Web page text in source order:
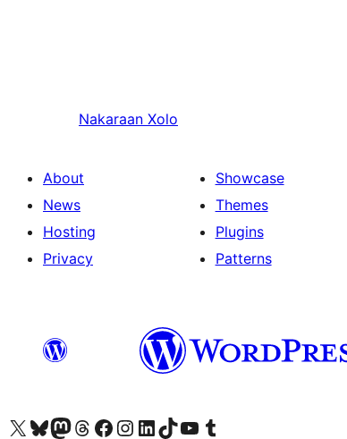
Nakaraan Xolo
About
News
Hosting
Privacy
Showcase
Themes
Plugins
Patterns
Visit our X (formerly Twitter) account
Bisitahin ang aming Bluesky account
Visit our Mastodon account
Bisitahin ang aming Threads account
Visit our Facebook page
Visit our Instagram account
Visit our LinkedIn account
Bisitahin ang aming TikTok account
Visit our YouTube channel
Bisitahin ang aming Tumblr account